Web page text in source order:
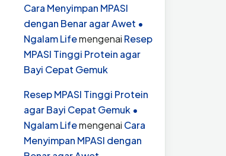
Cara Menyimpan MPASI
dengan Benar agar Awet •
Ngalam Lifemengenai Resep
MPASI Tinggi Protein agar
Bayi Cepat Gemuk
Resep MPASI Tinggi Protein
agar Bayi Cepat Gemuk •
Ngalam Lifemengenai Cara
Menyimpan MPASI dengan